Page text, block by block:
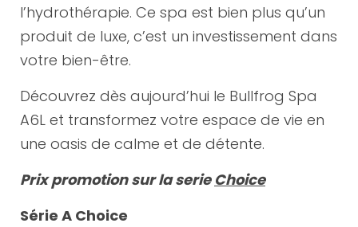
l’hydrothérapie. Ce spa est bien plus qu’un
produit de luxe, c’est un investissement dans
votre bien-être.
Découvrez dès aujourd’hui le Bullfrog Spa
A6L et transformez votre espace de vie en
une oasis de calme et de détente.
Prix promotion sur la serie Choice
Série A Choice